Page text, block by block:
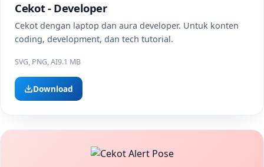
Cekot - Developer
Cekot dengan laptop dan aura developer. Untuk konten
coding, development, dan tech tutorial.
SVG, PNG, AI9.1 MB
Download